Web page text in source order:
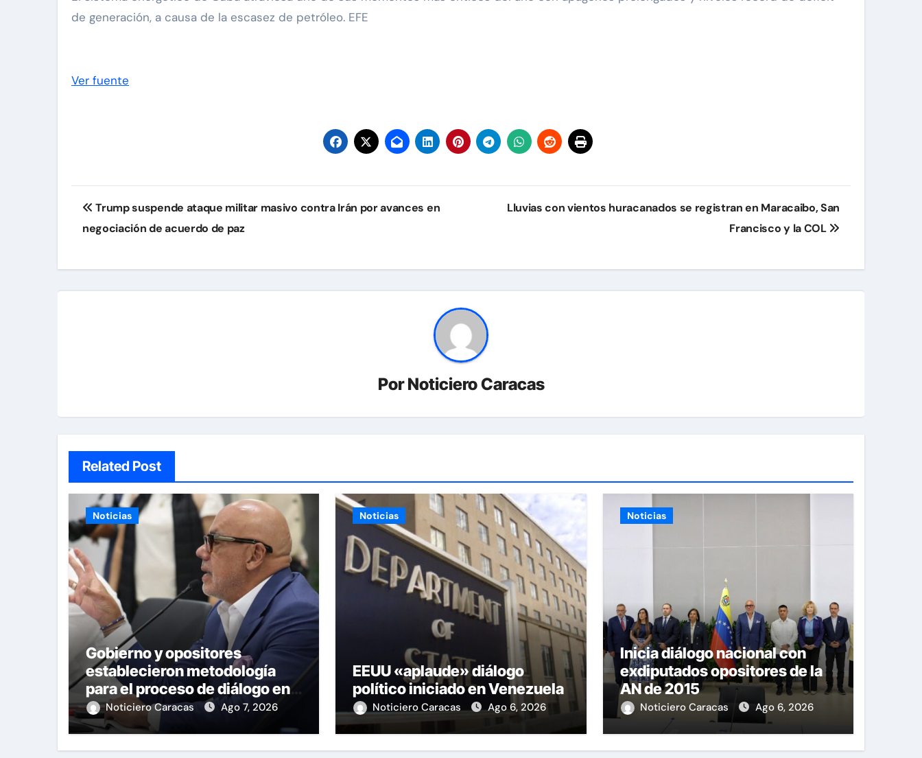
de generación, a causa de la escasez de petróleo. EFE
Ver fuente
Navegación
de
Trump suspende ataque militar masivo contra Irán por avances en
negociación de acuerdo de paz
Lluvias con vientos huracanados se registran en Maracaibo, San
Francisco y la COL
PorNoticiero Caracas
Related Post
Noticias
Gobierno y opositores
establecieron metodología
para el proceso de diálogo en
Venezuela
Noticiero Caracas Ago 7, 2026
Noticias
EEUU «aplaude» diálogo
político iniciado en Venezuela
Noticiero Caracas Ago 6, 2026
Noticias
Inicia diálogo nacional con
exdiputados opositores de la
AN de 2015
Noticiero Caracas Ago 6, 2026